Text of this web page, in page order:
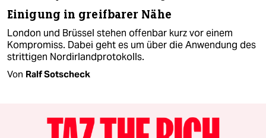
Einigung in greifbarer Nähe
London und Brüssel stehen offenbar kurz vor einem
Kompromiss. Dabei geht es um über die Anwendung des
strittigen Nordirlandprotokolls.
Von Ralf Sotscheck